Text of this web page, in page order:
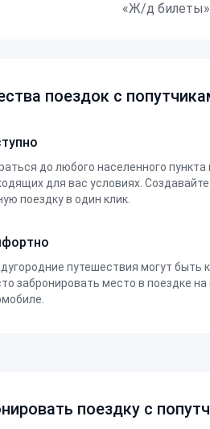
«Ж/д
поездок с
до любого населенного
для вас условиях.
поездку в один клик.
путешествия могут быть
забронировать место в поездке
поездку с